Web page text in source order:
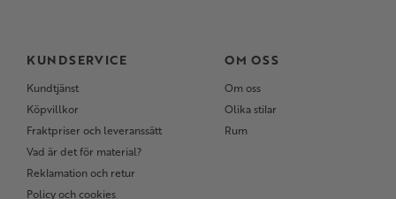
KUNDSERVICE
Kundtjänst
Köpvillkor
Fraktpriser och leveranssätt
Vad är det för material?
Reklamation och retur
Policy och cookies
OM OSS
Om oss
Olika stilar
Rum